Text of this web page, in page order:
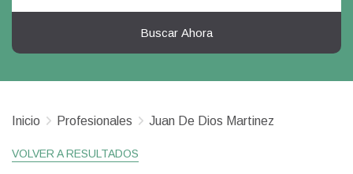
Buscar Ahora
Inicio Profesionales Juan De Dios Martinez
VOLVER A RESULTADOS